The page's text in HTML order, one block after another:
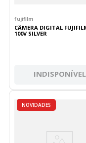
fujifilm
CÂMERA DIGITAL
100V SILVER
INDISPONÍVEL
NOVIDADES